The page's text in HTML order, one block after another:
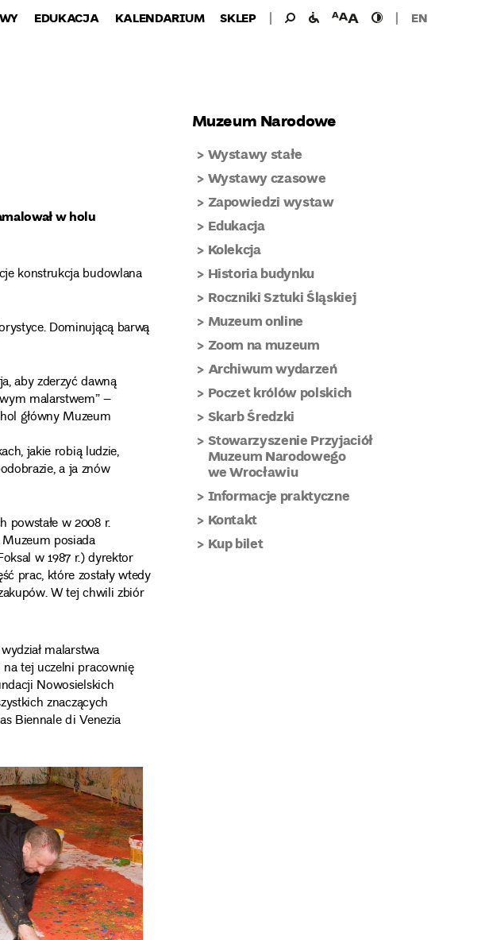
EDUKACJA KALENDARIUM SKLEP Wyszukaj
Wyszukiwanie
dla:
udogodnieniawielkość
czcionki
wysoki
kontrast
EN
w holu
konstrukcja budowlana
Dominującą barwą
aby zderzyć dawną
malarstwem” –
główny Muzeum
jakie robią ludzie,
a ja znów
powstałe w 2008 r.
posiada
w 1987 r.) dyrektor
prac, które zostały wtedy
W tej chwili zbiór
malarstwa
tej uczelni pracownię
Nowosielskich
znaczących
Biennale di Venezia
Muzeum Narodowe
Wystawy stałe
Wystawy czasowe
Zapowiedzi wystaw
Edukacja
Kolekcja
Historia budynku
Roczniki Sztuki Śląskiej
Muzeum online
Zoom na muzeum
Archiwum wydarzeń
Poczet królów polskich
Skarb Średzki
Stowarzyszenie Przyjaciół
Muzeum Narodowego
we Wrocławiu
Informacje praktyczne
Kontakt
Kup bilet